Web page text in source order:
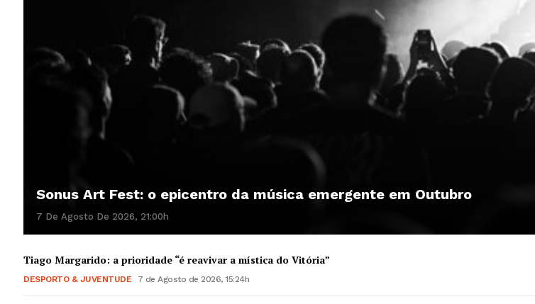
Sonus Art Fest: o epicentro da música emergente em Outubro
7 De Agosto De 2026, 21:00h
Tiago Margarido: a prioridade “é reavivar a mística do Vitória”
DESPORTO & JUVENTUDE 7 de Agosto de 2026, 15:24h